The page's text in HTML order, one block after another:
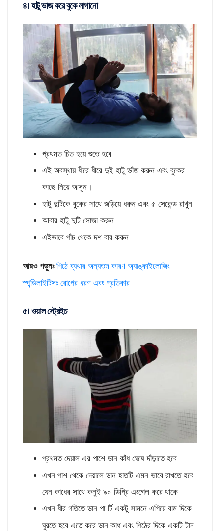
৪। হাটু ভাজ করে বুকে লাগানো
প্রথমত চিত হয়ে শুতে হবে
এই অবস্থায় ধীরে ধীরে দুই হাটু ভাঁজ করুন এবং বুকের
কাছে নিয়ে আসুন।
হাটু দুটিকে বুকের সাথে জড়িয়ে ধরুন এবং ৫ সেকেন্ড রাখুন
আবার হাটু দুটি সোজা করুন
এইভাবে পাঁচ থেকে দশ বার করুন
আরও পড়ুনঃ পিঠে ব্যথার অন্যতম কারণ অ্যাঙ্কাইলোজিং
স্পন্ডিলাইটিসঃ রোগের ধরণ এবং প্রতিকার
৫। ওয়াল স্ট্রেইচ
প্রথমত দেয়াল এর পাশে ডান কাঁধ ঘেষে দাঁড়াতে হবে
এখন পাশ থেকে দেয়ালে ডান হাতটি এমন ভাবে রাখতে হবে
যেন কাধের সাথে কনুই ৯০ ডিগ্রি এংগেল করে থাকে
এখন ধীর গতিতে ডান পা র্টি একটু সামনে এগিয়ে বাম দিকে
ঘুরতে হবে এতে করে ডান কাধ এবং পিঠের দিকে একটি টান